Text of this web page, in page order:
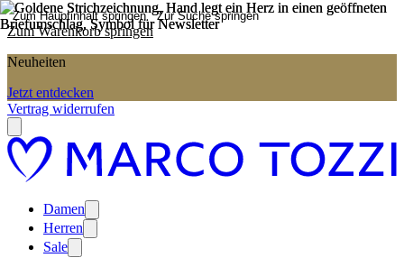
Zum Hauptinhalt springen Zur Suche springen
Zum Warenkorb springen
Neuheiten
Jetzt entdecken
Vertrag widerrufen
Damen
Herren
Sale